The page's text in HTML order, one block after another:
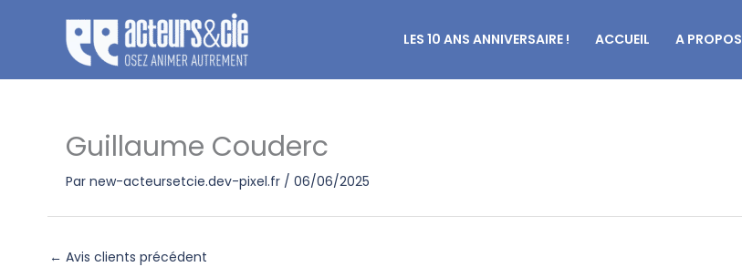
LES 10 ANS ANNIVERSAIRE ! ACCUEIL A PROPOS
Guillaume Couderc
Par new-acteursetcie.dev-pixel.fr / 06/06/2025
← Avis clients précédent